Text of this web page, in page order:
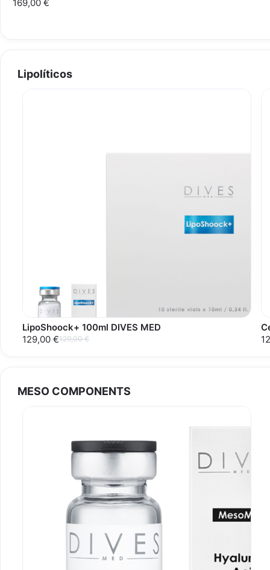
169,00 €
Lipolíticos
LipoShoock+ 100ml DIVES MED
129,00 €129,00 €
MESO COMPONENTS